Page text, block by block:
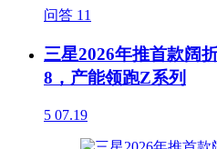
问答 11
三星2026年推首款阔
8，产能领跑Z系列
5 07.19